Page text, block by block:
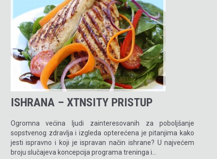
ISHRANA – XTNSITY PRISTUP
Ogromna većina ljudi zainteresovanih za poboljšanje
sopstvenog zdravlja i izgleda opterećena je pitanjima kako
jesti ispravno i koji je ispravan način ishrane? U najvećem
broju slučajeva koncepcija programa treninga i…